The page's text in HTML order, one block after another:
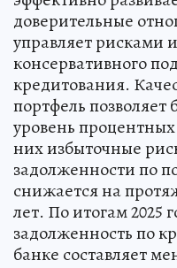
доверительные
управляет рисками
консервативного
кредитования.
портфель позволяет
уровень процентных
них избыточные
задолженности по
снижается на
лет. По итогам 2025
задолженность по
банке составляет